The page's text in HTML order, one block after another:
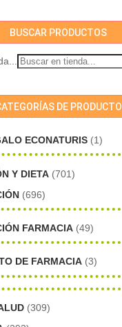
BUSCAR PRODUCTOS
DE PRODUCTO
ECONATURIS (1)
Y DIETA (701)
(696)
FARMACIA (49)
DE FARMACIA (3)
(309)